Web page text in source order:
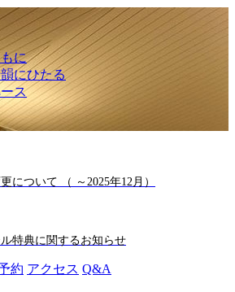
に
にひたる
ス
について （ ～2025年12月）
特典に関するお知らせ
約 アクセス Q&A